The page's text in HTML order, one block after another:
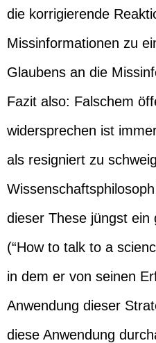
die korrigierende
Missinformationen zu
Glaubens an die
Fazit also: Falschem
widersprechen ist
als resigniert zu
dieser These jüngst ein
(“How to talk to a
in dem er von seinen
Anwendung dieser
diese Anwendung